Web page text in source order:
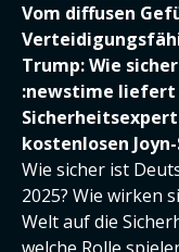
Vom diffusen
Trump: Wie
:newstime liefert
kostenlosen
Wie sicher ist
2025? Wie wirken
Welt auf die